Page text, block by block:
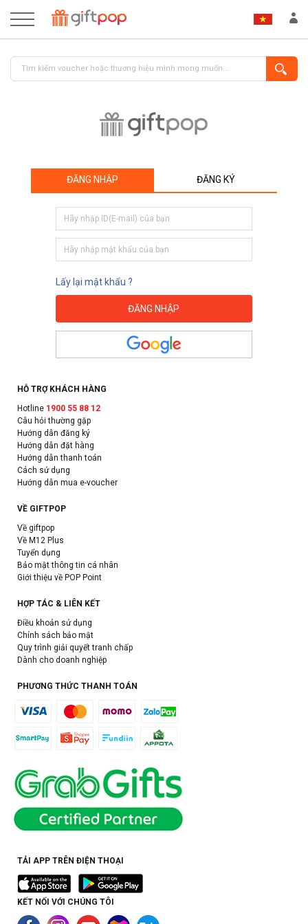
ĐĂNG NHẬP ĐĂNG KÝ
Lấy lại mật khẩu ?
HỖ TRỢ KHÁCH HÀNG
Hotline 1900 55 88 12
Câu hỏi thường gặp
Hướng dẫn đăng ký
Hướng dẫn đặt hàng
Hướng dẫn thanh toán
Cách sử dụng
Hướng dẫn mua e-voucher
VỀ GIFTPOP
Về giftpop
Về M12 Plus
Tuyển dụng
Bảo mật thông tin cá nhân
Giới thiệu về POP Point
HỢP TÁC & LIÊN KẾT
Điều khoản sử dụng
Chính sách bảo mật
Quy trình giải quyết tranh chấp
Dành cho doanh nghiệp
PHƯƠNG THỨC THANH TOÁN
TẢI APP TRÊN ĐIỆN THOẠI
KẾT NỐI VỚI CHÚNG TÔI